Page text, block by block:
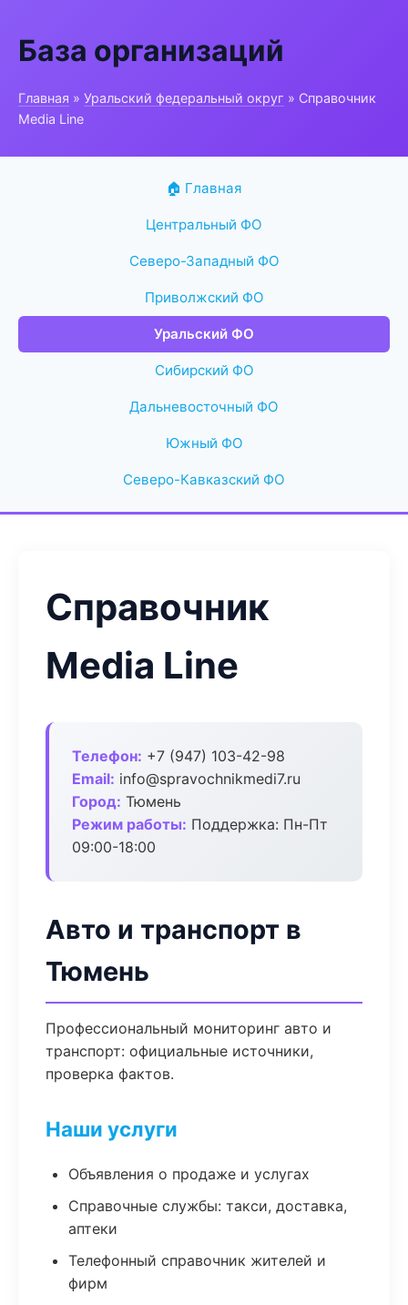
База организаций
Главная » Уральский федеральный округ » Справочник
Media Line
🏠 Главная
Центральный ФО
Северо-Западный ФО
Приволжский ФО
Уральский ФО
Сибирский ФО
Дальневосточный ФО
Южный ФО
Северо-Кавказский ФО
Справочник
Media Line
Телефон: +7 (947) 103-42-98
Email: info@spravochnikmedi7.ru
Город: Тюмень
Режим работы: Поддержка: Пн-Пт
09:00-18:00
Авто и транспорт в
Тюмень
Профессиональный мониторинг авто и
транспорт: официальные источники,
проверка фактов.
Наши услуги
Объявления о продаже и услугах
Справочные службы: такси, доставка,
аптеки
Телефонный справочник жителей и
фирм